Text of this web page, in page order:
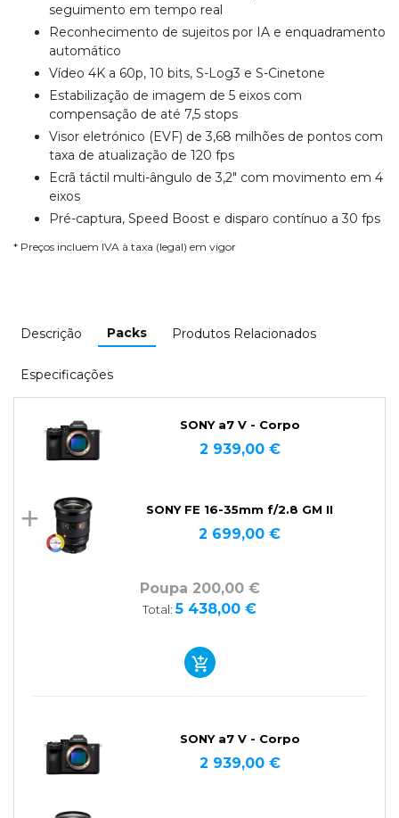
seguimento em tempo real
Reconhecimento de sujeitos por IA e enquadramento
automático
Vídeo 4K a 60p, 10 bits, S-Log3 e S-Cinetone
Estabilização de imagem de 5 eixos com
compensação de até 7,5 stops
Visor eletrónico (EVF) de 3,68 milhões de pontos com
taxa de atualização de 120 fps
Ecrã táctil multi-ângulo de 3,2" com movimento em 4
eixos
Pré-captura, Speed Boost e disparo contínuo a 30 fps
* Preços incluem IVA à taxa (legal) em vigor
Descrição Packs Produtos Relacionados
Especificações
SONY a7 V - Corpo
2 939,00 €
SONY FE 16-35mm f/2.8 GM II
2 699,00 €
Poupa 200,00 €
Total:5 438,00 €
SONY a7 V - Corpo
2 939,00 €